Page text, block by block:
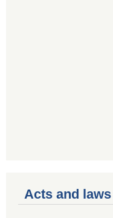
Acts and laws